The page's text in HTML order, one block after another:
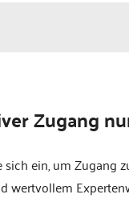
Zugang
sich ein, um Zugang
wertvollem